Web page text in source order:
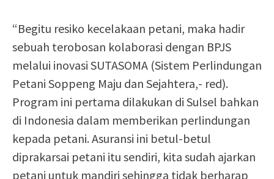
“Begitu resiko kecelakaan petani, maka hadir
sebuah terobosan kolaborasi dengan BPJS
melalui inovasi SUTASOMA (Sistem Perlindungan
Petani Soppeng Maju dan Sejahtera,- red).
Program ini pertama dilakukan di Sulsel bahkan
di Indonesia dalam memberikan perlindungan
kepada petani. Asuransi ini betul-betul
diprakarsai petani itu sendiri, kita sudah ajarkan
petani untuk mandiri sehingga tidak berharap